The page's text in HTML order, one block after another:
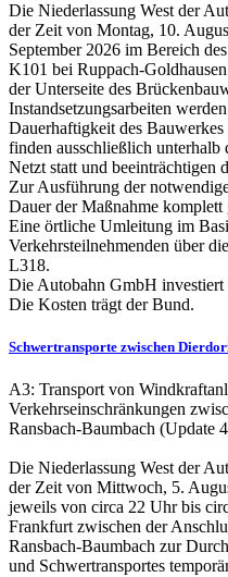
Die Niederlassung West der
der Zeit von Montag, 10.
September 2026 im Bereich
K101 bei Ruppach-
der Unterseite des
Instandsetzungsarbeiten
Dauerhaftigkeit des
finden ausschließlich unterhalb
Netzt statt und beeinträchtigen
Zur Ausführung der
Dauer der Maßnahme komplett
Eine örtliche Umleitung im
Verkehrsteilnehmenden über
L318.
Die Autobahn GmbH
Die Kosten trägt der Bund.
Schwertransporte zwischen
A3: Transport von
Verkehrseinschränkungen
Ransbach-Baumbach (Update
Die Niederlassung West der
der Zeit von Mittwoch, 5.
jeweils von circa 22 Uhr bis
Frankfurt zwischen der
Ransbach-Baumbach zur
und Schwertransportes